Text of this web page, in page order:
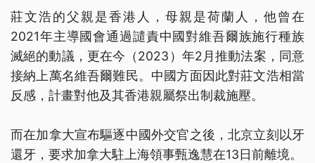
莊文浩的父親是香港人，母親是荷蘭人，他曾在
2021年主導國會通過譴責中國對維吾爾族施行種族
滅絕的動議，更在今（2023）年2月推動法案，同意
接納上萬名維吾爾難民。中國方面因此對莊文浩相當
反感，計畫對他及其香港親屬祭出制裁施壓。
而在加拿大宣布驅逐中國外交官之後，北京立刻以牙
還牙，要求加拿大駐上海領事甄逸慧在13日前離境。